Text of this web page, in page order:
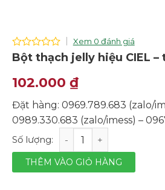
0
out
Xem 0 đánh giá
Bột thạch jelly hiệu CIEL –
102.000 ₫
Đặt hàng: 0969.789.683 (zalo/
0989.330.683 (zalo/imess) –
Bột thạch jelly hiệu CIEL - túi 1kg
THÊM VÀO GIỎ HÀNG